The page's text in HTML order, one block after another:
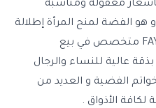
معقولة ومناسبة
هو الفضة لمنح المرأة إطلالة
متخصص في بيع
عالية للنساء والرجال
الفضية و العديد من
الأذواق .